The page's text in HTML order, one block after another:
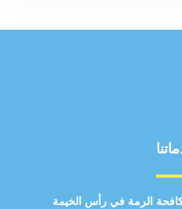
الرمة في رأس الخيمة